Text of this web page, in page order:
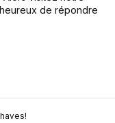
de répondre